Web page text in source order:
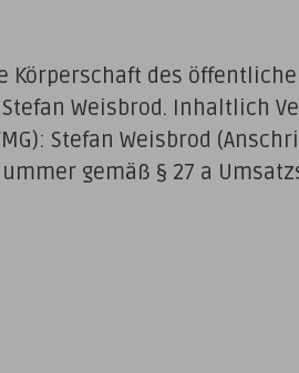
Körperschaft des
Weisbrod. Inhaltlich
Stefan Weisbrod
gemäß § 27 a